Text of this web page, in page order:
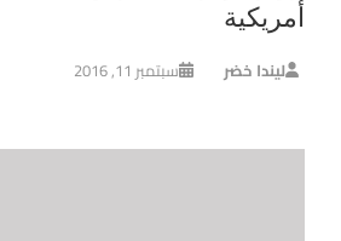
أمريكية
ليندا خضر سبتمبر 11, 2016